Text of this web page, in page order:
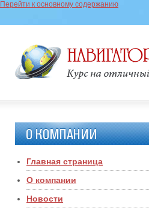
Перейти к основному содержанию
О КОМПАНИИ
Главная страница
О компании
Новости